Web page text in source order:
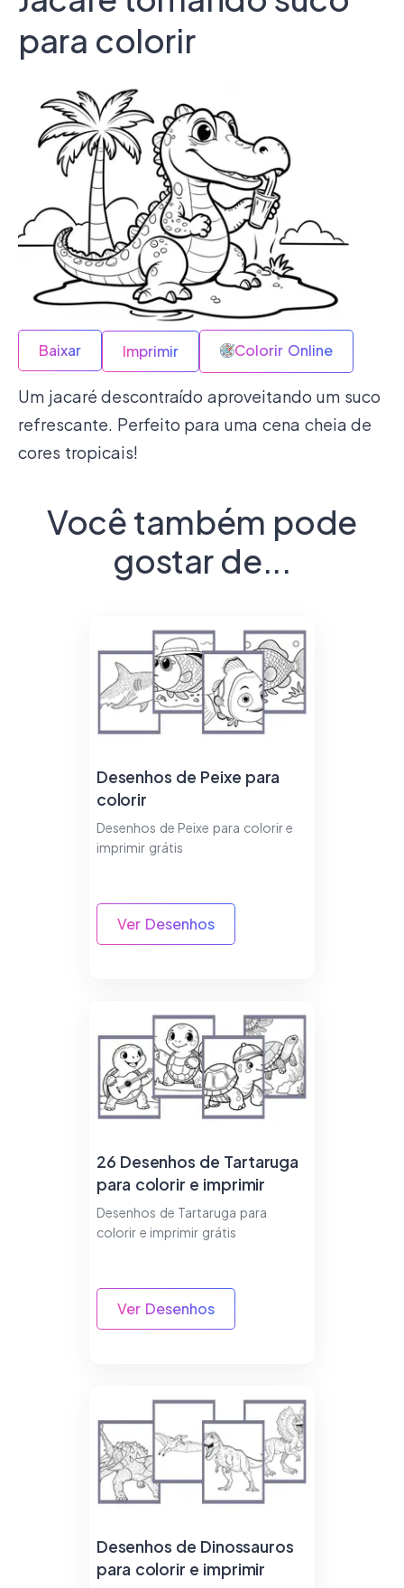
para colorir
Baixar Imprimir Colorir Online
Um jacaré descontraído aproveitando um suco
refrescante. Perfeito para uma cena cheia de
cores tropicais!
Você também pode
gostar de...
Desenhos de Peixe para
colorir
Desenhos de Peixe para colorir e
imprimir grátis
Ver Desenhos
26 Desenhos de Tartaruga
para colorir e imprimir
Desenhos de Tartaruga para
colorir e imprimir grátis
Ver Desenhos
Desenhos de Dinossauros
para colorir e imprimir